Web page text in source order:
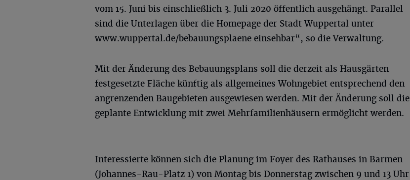
vom 15. Juni bis einschließlich 3. Juli 2020 öffentlich ausgehängt. Parallel
sind die Unterlagen über die Homepage der Stadt Wuppertal unter
www.wuppertal.de/bebauungsplaene einsehbar“, so die Verwaltung.
Mit der Änderung des Bebauungsplans soll die derzeit als Hausgärten
festgesetzte Fläche künftig als allgemeines Wohngebiet entsprechend den
angrenzenden Baugebieten ausgewiesen werden. Mit der Änderung soll die
geplante Entwicklung mit zwei Mehrfamilienhäusern ermöglicht werden.
Interessierte können sich die Planung im Foyer des Rathauses in Barmen
(Johannes-Rau-Platz 1) von Montag bis Donnerstag zwischen 9 und 13 Uhr